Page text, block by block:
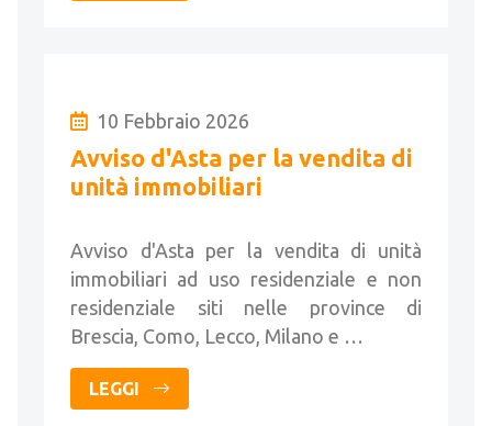
10 Febbraio 2026
Avviso d'Asta per la vendita di
unità immobiliari
Avviso d'Asta per la vendita di unità
immobiliari ad uso residenziale e non
residenziale siti nelle province di
Brescia, Como, Lecco, Milano e …
LEGGI